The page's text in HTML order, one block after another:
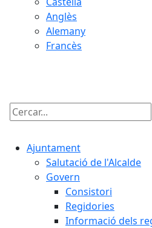
Anglès
Alemany
Francès
Cercar:
Ajuntament
Salutació de l'Alcalde
Govern
Consistori
Regidories
Informació dels